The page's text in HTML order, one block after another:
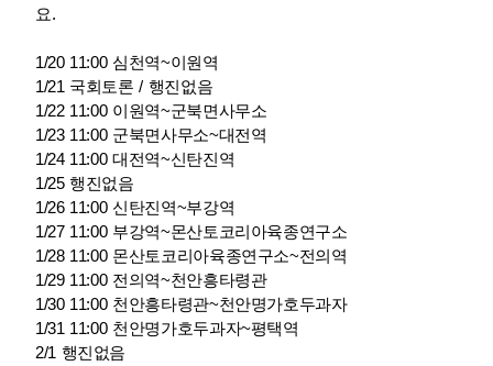
요.
1/20 11:00 심천역~이원역
1/21 국회토론 / 행진없음
1/22 11:00 이원역~군북면사무소
1/23 11:00 군북면사무소~대전역
1/24 11:00 대전역~신탄진역
1/25 행진없음
1/26 11:00 신탄진역~부강역
1/27 11:00 부강역~몬산토코리아육종연구소
1/28 11:00 몬산토코리아육종연구소~전의역
1/29 11:00 전의역~천안흥타령관
1/30 11:00 천안흥타령관~천안명가호두과자
1/31 11:00 천안명가호두과자~평택역
2/1 행진없음